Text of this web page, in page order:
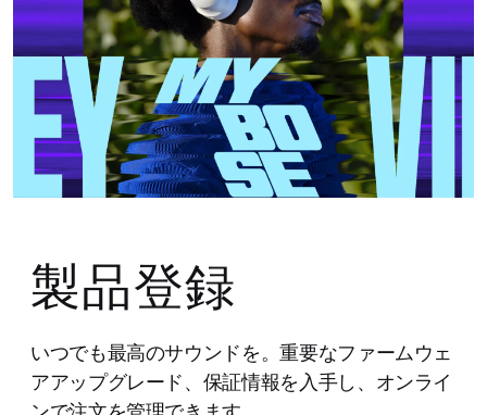
製品登録
いつでも最高のサウンドを。重要なファームウェ
アアップグレード、保証情報を入手し、オンライ